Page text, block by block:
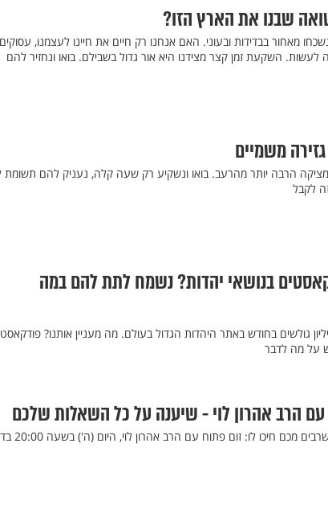
שבנו את הארץ הזו?
מאחור בבדידות ובעוני. האם אנחנו רק חיים את חיינו לעצמנו, עסוקים
לעשות. השקעת זמן קצר מצידנו היא אור גדול בשבילם. בואו ונחזיר להם
משמיים
הרבה יותר מהרעב. בואו ונשקיע רק שעה קלה, נעניק להם תשומת
לקבל
בנושאי יהדות? נשמח לתת להם במה
להאזין לפודקאסט שלכם? 4 מיליון גולשים בחודש באתר היהדות הגדול בעולם. מה מעניין אותנו?
על מה לדבר
הרב אהרון לוי - שיענה על כל השאלות שלכם
הערב זה קורה בשידור אונליין מיוחד,